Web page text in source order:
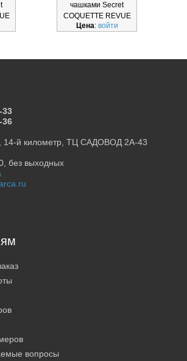
чашками Secret
COQUETTE REVUE
Б88008m-
Цена: войти
вопросы
33
36
14-й километр, ТЦ САДОВОД 2А-43
без выходных